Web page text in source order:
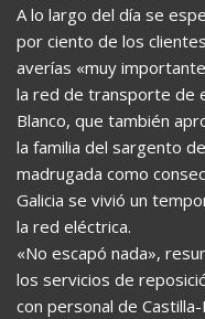
A lo largo del día se
por ciento de los
averías «muy
la red de transporte de
Blanco, que también
la familia del sargento
madrugada como
Galicia se vivió un
la red eléctrica.
«No escapó nada»,
los servicios de
con personal de Castilla-